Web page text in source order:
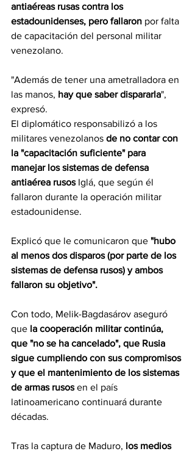
antiaéreas rusas contra los
estadounidenses, pero fallaron por falta
de capacitación del personal militar
venezolano.
"Además de tener una ametralladora en
las manos, hay que saber dispararla",
expresó.
El diplomático responsabilizó a los
militares venezolanos de no contar con
la "capacitación suficiente" para
manejar los sistemas de defensa
antiaérea rusos Iglá, que según él
fallaron durante la operación militar
estadounidense.
Explicó que le comunicaron que "hubo
al menos dos disparos (por parte de los
sistemas de defensa rusos) y ambos
fallaron su objetivo".
Con todo, Melik-Bagdasárov aseguró
que la cooperación militar continúa,
que "no se ha cancelado", que Rusia
sigue cumpliendo con sus compromisos
y que el mantenimiento de los sistemas
de armas rusos en el país
latinoamericano continuará durante
décadas.
Tras la captura de Maduro, los medios